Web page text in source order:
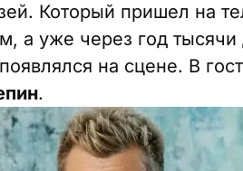
Который пришел на
а уже через год тысячи
на сцене. В
.